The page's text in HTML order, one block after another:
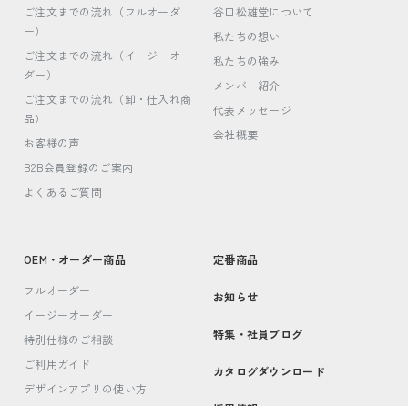
ご注文までの流れ（フルオーダ
ー）
ご注文までの流れ（イージーオー
ダー）
ご注文までの流れ（卸・仕入れ商
品）
お客様の声
B2B会員登録のご案内
よくあるご質問
谷口松雄堂について
私たちの想い
私たちの強み
メンバー紹介
代表メッセージ
会社概要
OEM・オーダー商品
フルオーダー
イージーオーダー
特別仕様のご相談
ご利用ガイド
デザインアプリの使い方
定番商品
お知らせ
特集・社員ブログ
カタログダウンロード